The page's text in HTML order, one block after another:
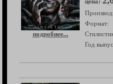
подробнее...
Формат:
Год